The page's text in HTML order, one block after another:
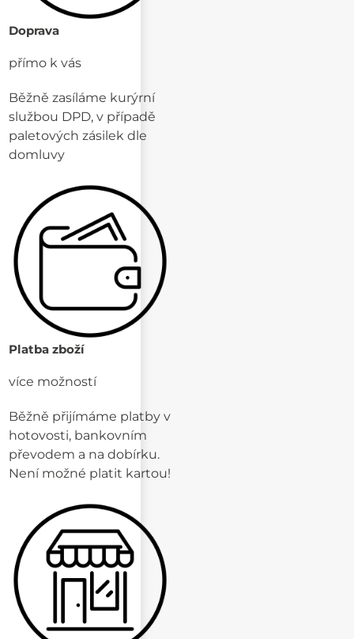
Doprava
přímo k vás
Běžně zasíláme kurýrní
službou DPD, v případě
paletových zásilek dle
domluvy
Platba zboží
více možností
Běžně přijímáme platby v
hotovosti, bankovním
převodem a na dobírku.
Není možné platit kartou!